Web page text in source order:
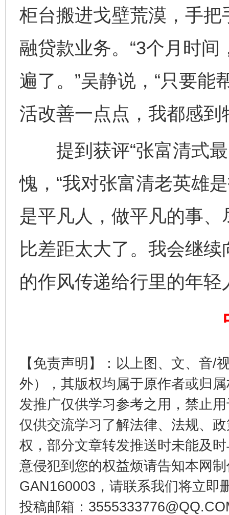
柜台搬进戈壁荒漠，手
融贷款业务。“3个月时
遍了。”吴静说，“只要
活改善一点点，我都感到
提到获评“张富清式最
愧，“我对张富清老英雄
是平凡人，做平凡的事
比差距太大了。我会继
的作风传递给行里的年轻
【免责声明】：以上图、文、音/
外），其版权均属于原作者或归
发推广仅供学习参考之用，禁止
仅供交流学习了解法律、法规、
权，部分文章转发推送时未能及
意侵犯到您的权益烦请告知本网
GAN160003，请联系我们将立即
投稿邮箱：
完善运行机制助力责任有效落实 一纸欠
千年窑火 生生不息 一